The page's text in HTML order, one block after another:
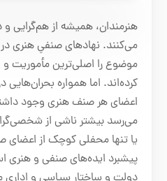
هنرمندان، همیشه از
می‌کنند. نهادهای صنفیِ هنری
موضوع را اصلی‌ترین مأموریت
کرده‌اند. اما همواره بحران‌هایی
اعضای هر صنف هنری وجود
می‌رسد بیشتر ناشی از
یا تنها محفلی کوچک از اعضای
پیشبرد ایده‌های صنفی و